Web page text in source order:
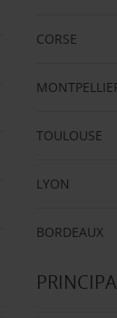
CORSE
TOULOUSE
LYON
BORDEAUX